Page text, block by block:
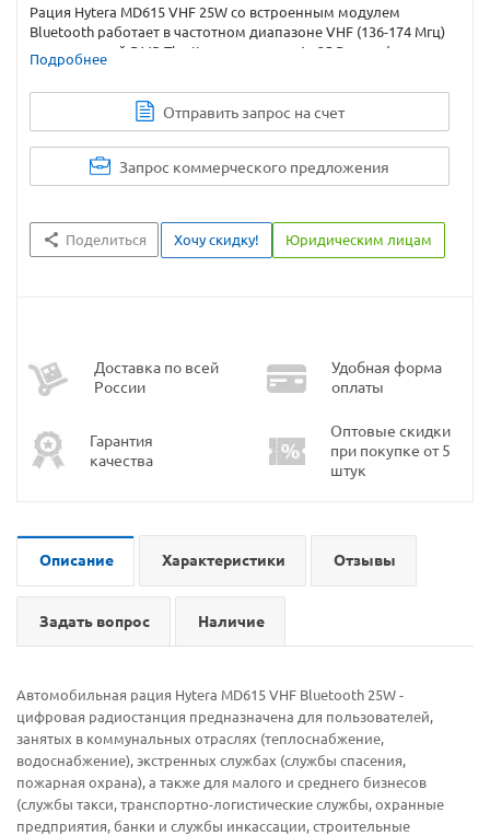
Рация Hytera MD615 VHF 25W со встроенным модулем
Bluetooth работает в частотном диапазоне VHF (136-174 Мгц)
с поддержкой DMR Tier II с мощностью 1 - 25 Вт в цифровом
и аналоговом режимах.
Подробнее
Отправить запрос на счет
Запрос коммерческого предложения
Поделиться Хочу скидку! Юридическим лицам
Доставка по всей
России
Удобная форма
оплаты
Гарантия
качества
Оптовые скидки
при покупке от 5
штук
Описание Характеристики Отзывы
Задать вопрос Наличие
Автомобильная рация Hytera MD615 VHF Bluetooth 25W -
цифровая радиостанция предназначена для пользователей,
занятых в коммунальных отраслях (теплоснабжение,
водоснабжение), экстренных службах (службы спасения,
пожарная охрана), а также для малого и среднего бизнесов
(службы такси, транспортно-логистические службы, охранные
предприятия, банки и службы инкассации, строительные